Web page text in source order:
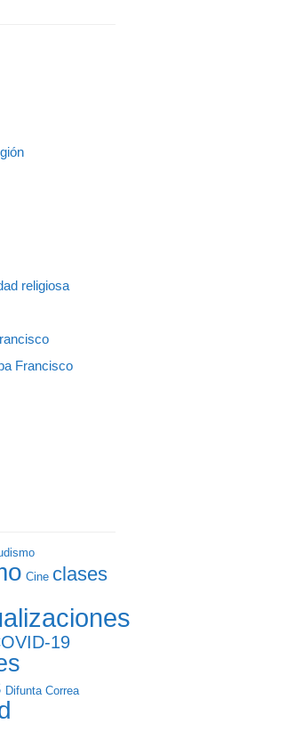
religiosa
Francisco
Cine clases
19
Difunta Correa